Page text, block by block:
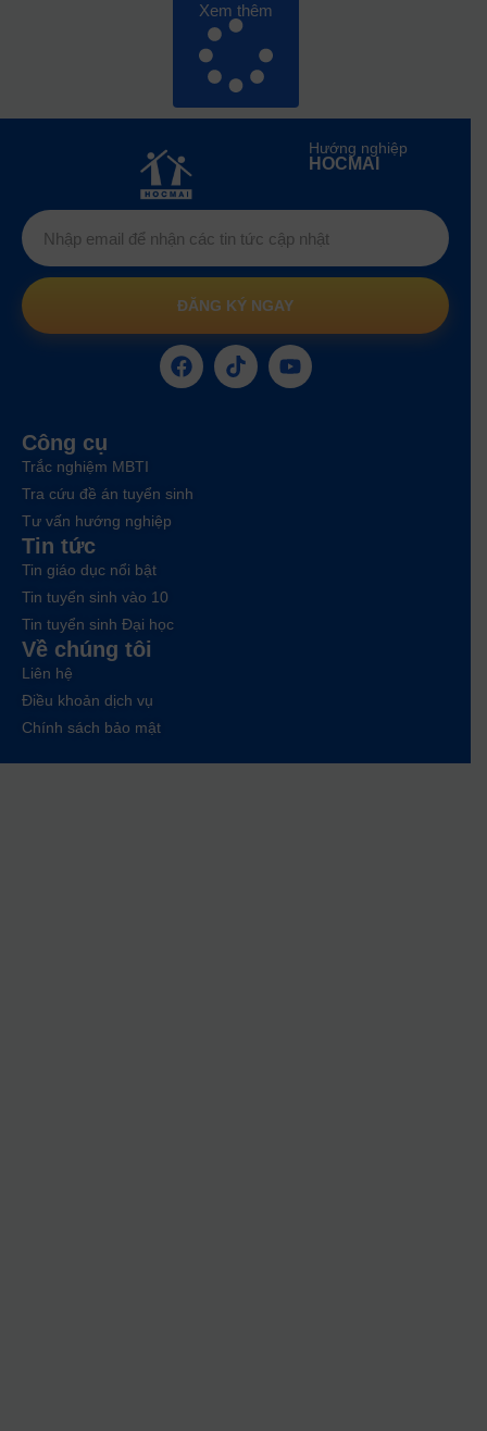
Xem thêm
Hướng nghiệp
HOCMAI
ĐĂNG KÝ NGAY
Công cụ
Trắc nghiệm MBTI
Tra cứu đề án tuyển sinh
Tư vấn hướng nghiệp
Tin tức
Tin giáo dục nổi bật
Tin tuyển sinh vào 10
Tin tuyển sinh Đại học
Về chúng tôi
Liên hệ
Điều khoản dịch vụ
Chính sách bảo mật